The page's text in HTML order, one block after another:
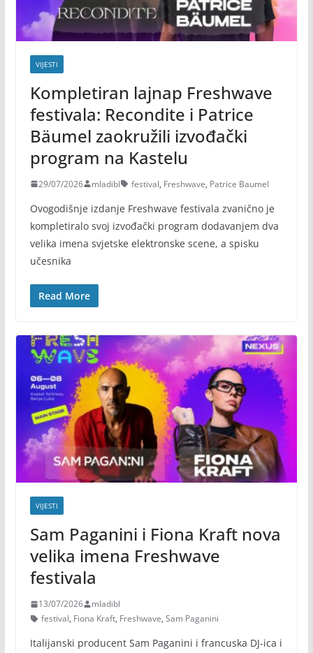
VIJESTI
Kompletiran lajnap Freshwave
festivala: Recondite i Patrice
Bäumel zaokružili izvođački
program na Kastelu
29/07/2026 mladibl festival, Freshwave, Patrice Baumel
Ovogodišnje izdanje Freshwave festivala zvanično je
kompletiralo svoj izvođački program dodavanjem dva
velika imena svjetske elektronske scene, a spisku
učesnika
Read More
VIJESTI
Sam Paganini i Fiona Kraft nova
velika imena Freshwave
festivala
13/07/2026
mladibl
festival, Fiona Kraft, Freshwave, Sam Paganini
Italijanski producent Sam Paganini i francuska DJ-ica i